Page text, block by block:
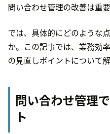
問い合わせ管理の改善は重要
では、具体的にどのような
か。この記事では、業務効
の見直しポイントについて
問い合わせ管理
ト